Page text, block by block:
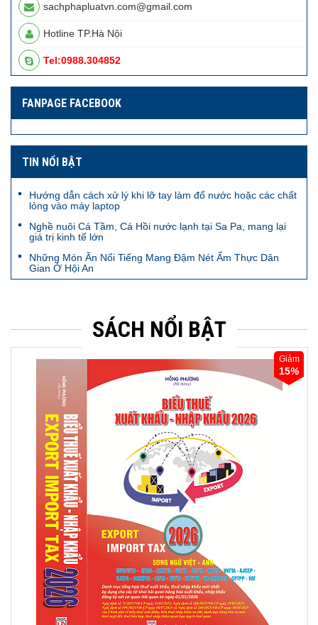
sachphapluatvn.com@gmail.com
Hotline TP.Hà Nội
Tel:0988.304852
FANPAGE FACEBOOK
TIN NỔI BẬT
Hướng dẫn cách xử lý khi lỡ tay làm đổ nước hoặc các chất
lỏng vào máy laptop
Nghề nuôi Cá Tầm, Cá Hồi nước lạnh tại Sa Pa, mang lại
giá trị kinh tế lớn
Những Món Ăn Nổi Tiếng Mang Đậm Nét Ẩm Thực Dân
Gian Ở Hội An
SÁCH NỔI BẬT
Giảm
15%